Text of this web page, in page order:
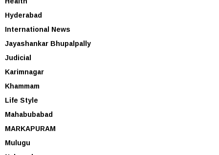
Hyderabad
International News
Jayashankar Bhupalpally
Judicial
Karimnagar
Khammam
Life Style
Mahabubabad
MARKAPURAM
Mulugu